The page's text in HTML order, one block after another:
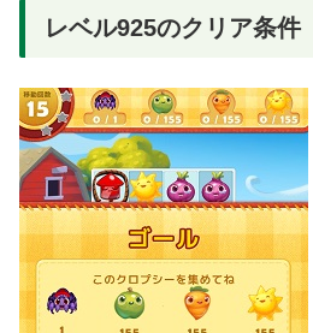
レベル925のクリア条件